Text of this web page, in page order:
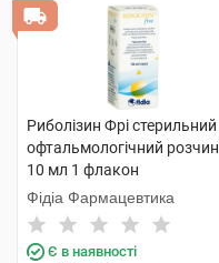
Риболізин Фрі стерильний
офтальмологічний розчин
10 мл 1 флакон
Фідіа Фармацевтика
Є в наявності